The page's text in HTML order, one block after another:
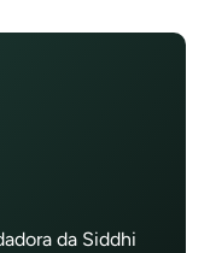
da Siddhi